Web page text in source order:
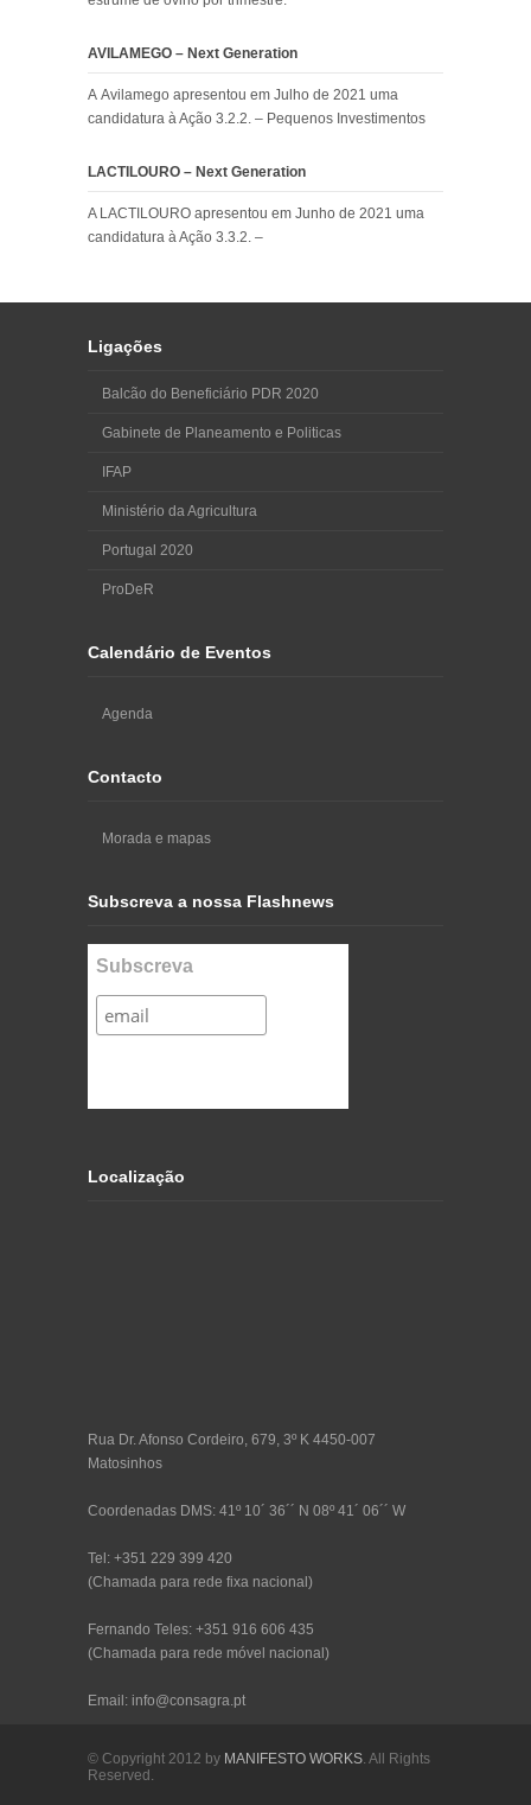
AVILAMEGO – Next Generation
A Avilamego apresentou em Julho de 2021 uma
candidatura à Ação 3.2.2. – Pequenos Investimentos
LACTILOURO – Next Generation
A LACTILOURO apresentou em Junho de 2021 uma
candidatura à Ação 3.3.2. –
Ligações
Balcão do Beneficiário PDR 2020
Gabinete de Planeamento e Politicas
IFAP
Ministério da Agricultura
Portugal 2020
ProDeR
Calendário de Eventos
Agenda
Contacto
Morada e mapas
Subscreva a nossa Flashnews
Subscreva
Localização
Rua Dr. Afonso Cordeiro, 679, 3º K 4450-007
Matosinhos
Coordenadas DMS: 41º 10´ 36´´ N 08º 41´ 06´´ W
Tel: +351 229 399 420
(Chamada para rede fixa nacional)
Fernando Teles: +351 916 606 435
(Chamada para rede móvel nacional)
Email: info@consagra.pt
© Copyright 2012 by MANIFESTO WORKS. All Rights
Reserved.